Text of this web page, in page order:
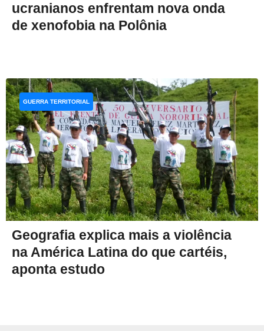
ucranianos enfrentam nova onda
de xenofobia na Polônia
Geografia explica mais a violência
na América Latina do que cartéis,
aponta estudo
GUERRA TERRITORIAL